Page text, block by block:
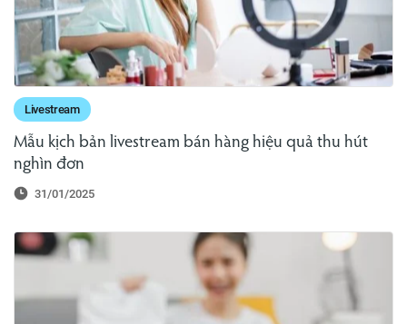
Livestream
Mẫu kịch bản livestream bán hàng hiệu quả thu hút
nghìn đơn
31/01/2025